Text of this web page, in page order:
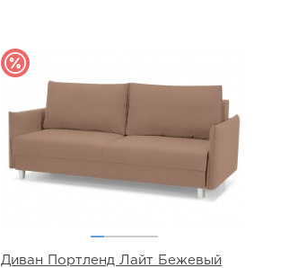
Диван Портленд Лайт Бежевый